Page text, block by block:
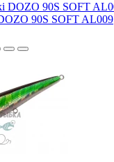
90S SOFT AL009